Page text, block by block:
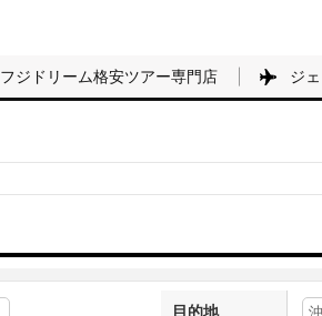
フジドリーム格安ツアー専門店 ジ
目的地